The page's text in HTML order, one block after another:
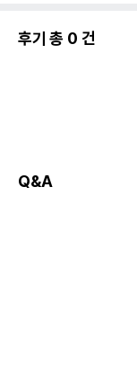
후기 총 0 건
Q&A